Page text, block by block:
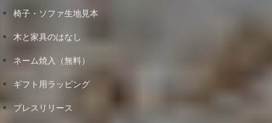
椅子・ソファ生地見本
木と家具のはなし
ネーム焼入（無料）
ギフト用ラッピング
プレスリリース